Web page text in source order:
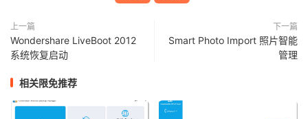
上一篇
Wondershare LiveBoot 2012
系统恢复启动
下一篇
Smart Photo Import 照片智能
管理
相关限免推荐